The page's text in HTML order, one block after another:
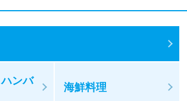
ンバ
海鮮料理